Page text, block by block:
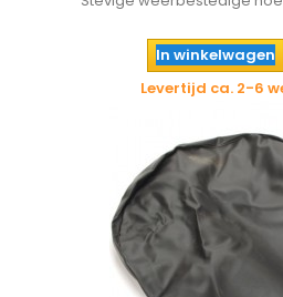
In winkelwagen
Levertijd ca. 2-6